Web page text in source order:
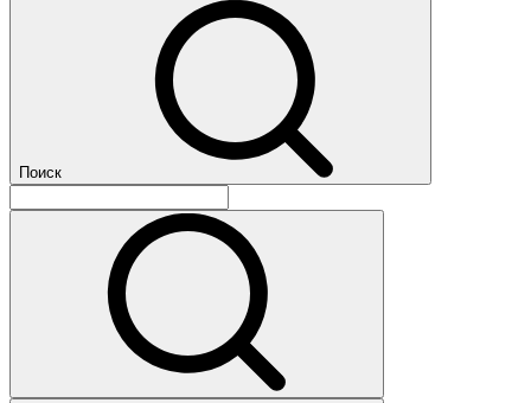
Поиск